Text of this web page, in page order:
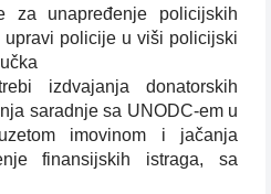
za unapređenje policijskih
policije u viši policijski
izdvajanja donatorskih
saradnje sa UNODC-em u
imovinom i jačanja
finansijskih istraga, sa